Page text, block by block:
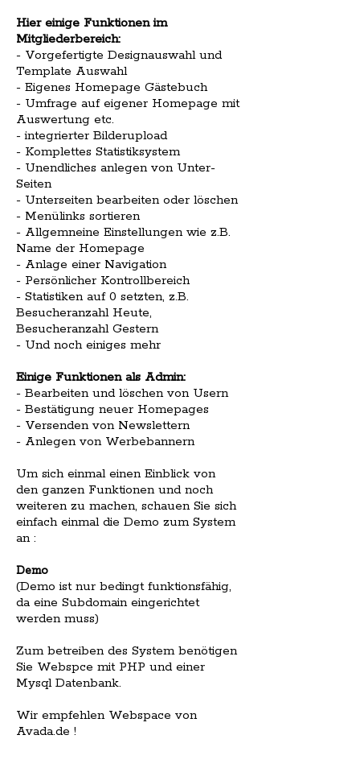
Hier einige Funktionen im
Mitgliederbereich:
- Vorgefertigte Designauswahl und
Template Auswahl
- Eigenes Homepage Gästebuch
- Umfrage auf eigener Homepage mit
Auswertung etc.
- integrierter Bilderupload
- Komplettes Statistiksystem
- Unendliches anlegen von Unter-
Seiten
- Unterseiten bearbeiten oder löschen
- Menülinks sortieren
- Allgemneine Einstellungen wie z.B.
Name der Homepage
- Anlage einer Navigation
- Persönlicher Kontrollbereich
- Statistiken auf 0 setzten, z.B.
Besucheranzahl Heute,
Besucheranzahl Gestern
- Und noch einiges mehr
Einige Funktionen als Admin:
- Bearbeiten und löschen von Usern
- Bestätigung neuer Homepages
- Versenden von Newslettern
- Anlegen von Werbebannern
Um sich einmal einen Einblick von
den ganzen Funktionen und noch
weiteren zu machen, schauen Sie sich
einfach einmal die Demo zum System
an :
Demo
(Demo ist nur bedingt funktionsfähig,
da eine Subdomain eingerichtet
werden muss)
Zum betreiben des System benötigen
Sie Webspce mit PHP und einer
Mysql Datenbank.
Wir empfehlen Webspace von
Avada.de !